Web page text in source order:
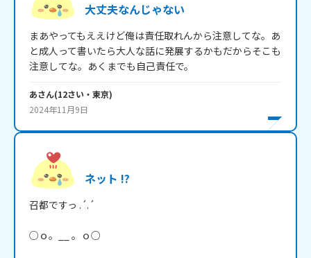
大丈夫なんじゃない
まあやってもええけど俺は責任取れんから注意してな。あ
と成人って書いたら大人な話に発展するかもだからそこも
注意してな。あくまでも自己責任で。
あさん(12さい・ 東京)
2024年11月9日
ネット !?
召都ですっ .´.´
○ｏ。__ 。ｏ○